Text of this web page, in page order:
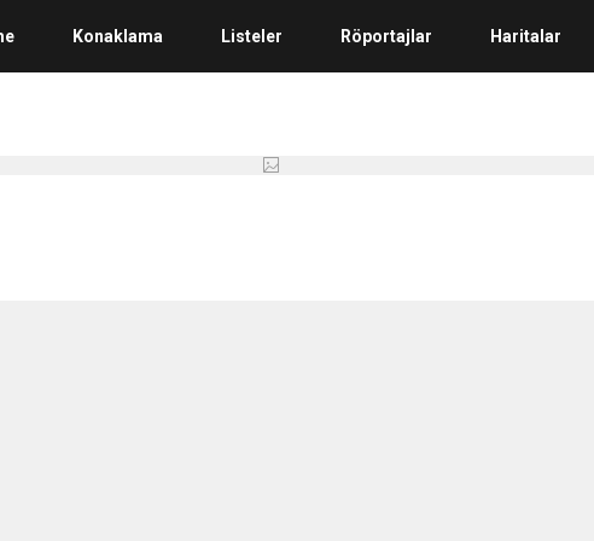
Konaklama Listeler Röportajlar Haritalar